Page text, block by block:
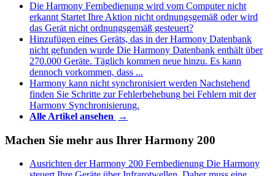
Die Harmony Fernbedienung wird vom Computer nicht
erkannt Startet Ihre Aktion nicht ordnungsgemäß oder wird
das Gerät nicht ordnungsgemäß gesteuert?
Hinzufügen eines Geräts, das in der Harmony Datenbank
nicht gefunden wurde Die Harmony Datenbank enthält über
270.000 Geräte. Täglich kommen neue hinzu. Es kann
dennoch vorkommen, dass ...
Harmony kann nicht synchronisiert werden Nachstehend
finden Sie Schritte zur Fehlerbehebung bei Fehlern mit der
Harmony Synchronisierung.
Alle Artikel ansehen
→
Machen Sie mehr aus Ihrer Harmony 200
Ausrichten der Harmony 200 Fernbedienung Die Harmony